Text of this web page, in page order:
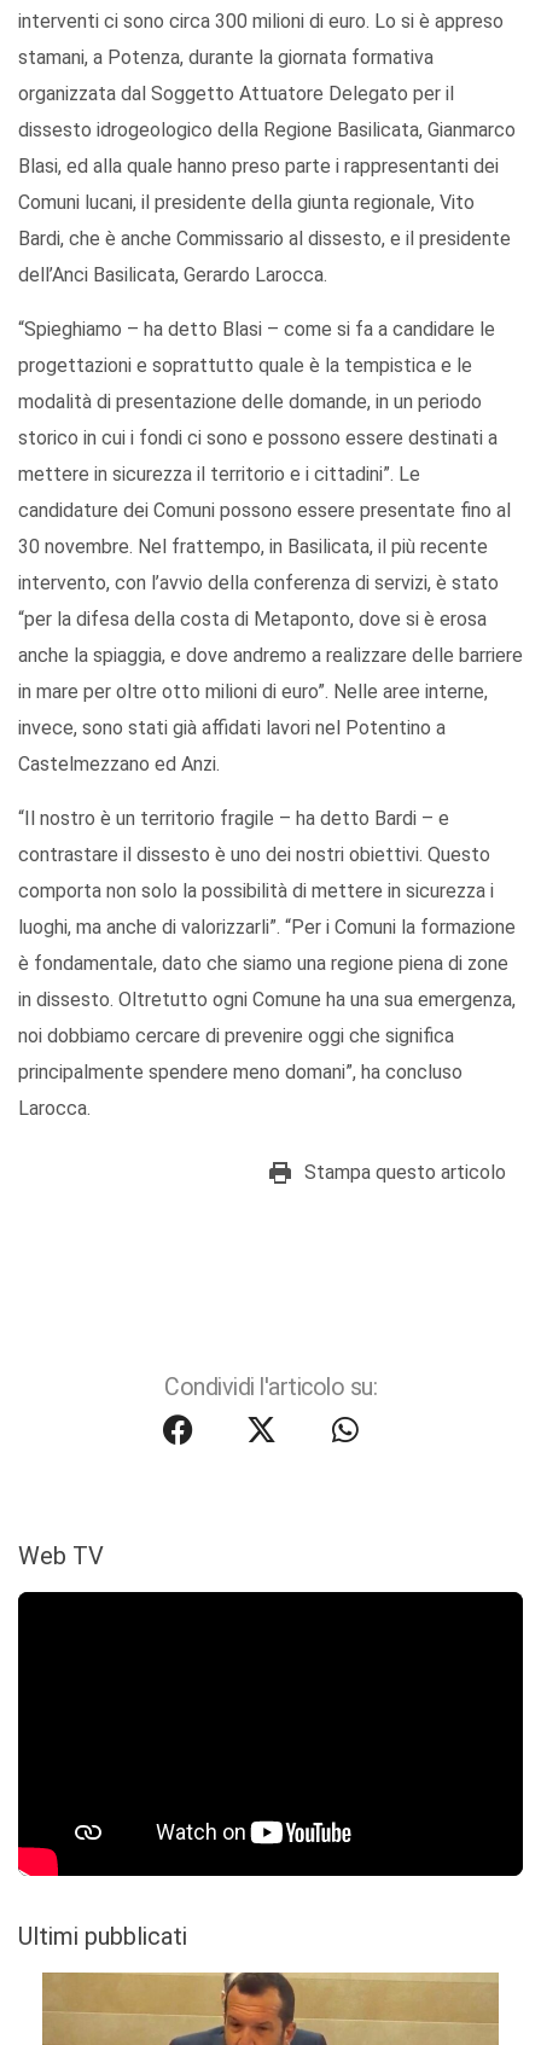
interventi ci sono circa 300 milioni di euro. Lo si è appreso
stamani, a Potenza, durante la giornata formativa
organizzata dal Soggetto Attuatore Delegato per il
dissesto idrogeologico della Regione Basilicata, Gianmarco
Blasi, ed alla quale hanno preso parte i rappresentanti dei
Comuni lucani, il presidente della giunta regionale, Vito
Bardi, che è anche Commissario al dissesto, e il presidente
dell’Anci Basilicata, Gerardo Larocca.
“Spieghiamo – ha detto Blasi – come si fa a candidare le
progettazioni e soprattutto quale è la tempistica e le
modalità di presentazione delle domande, in un periodo
storico in cui i fondi ci sono e possono essere destinati a
mettere in sicurezza il territorio e i cittadini”. Le
candidature dei Comuni possono essere presentate fino al
30 novembre. Nel frattempo, in Basilicata, il più recente
intervento, con l’avvio della conferenza di servizi, è stato
“per la difesa della costa di Metaponto, dove si è erosa
anche la spiaggia, e dove andremo a realizzare delle barriere
in mare per oltre otto milioni di euro”. Nelle aree interne,
invece, sono stati già affidati lavori nel Potentino a
Castelmezzano ed Anzi.
“Il nostro è un territorio fragile – ha detto Bardi – e
contrastare il dissesto è uno dei nostri obiettivi. Questo
comporta non solo la possibilità di mettere in sicurezza i
luoghi, ma anche di valorizzarli”. “Per i Comuni la formazione
è fondamentale, dato che siamo una regione piena di zone
in dissesto. Oltretutto ogni Comune ha una sua emergenza,
noi dobbiamo cercare di prevenire oggi che significa
principalmente spendere meno domani”, ha concluso
Larocca.
Stampa questo articolo
Condividi l'articolo su:
Web TV
Ultimi pubblicati